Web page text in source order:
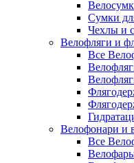
Сумки
Чехлы и
Велофляги и
Все
Велофонари и
Все